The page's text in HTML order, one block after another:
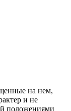
на нем,
и не
положениями